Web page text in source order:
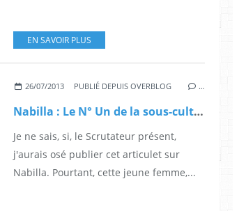
EN SAVOIR PLUS
26/07/2013 PUBLIÉ DEPUIS OVERBLOG …
Nabilla : Le N° Un de la sous-culture télévisuelle.
Je ne sais, si, le Scrutateur présent,
j'aurais osé publier cet articulet sur
Nabilla. Pourtant, cette jeune femme,...